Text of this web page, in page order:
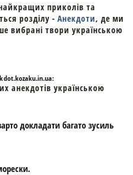
приколів та
розділу - Анекдоти, де ми
вибрані твори українською
анекдотів українською
докладати багато зусиль